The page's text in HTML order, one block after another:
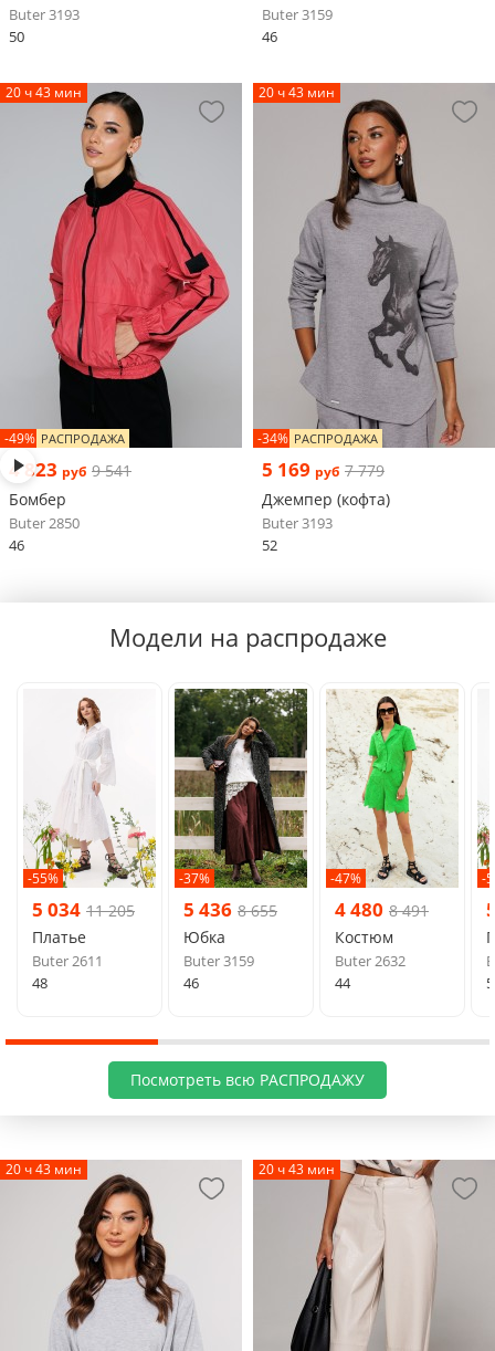
Buter 3193
50
Buter 3159
46
20 ч 43 мин
-49% РАСПРОДАЖА
4 823 руб 9 541
Бомбер
Buter 2850
46
20 ч 43 мин
-34% РАСПРОДАЖА
5 169 руб 7 779
Джемпер (кофта)
Buter 3193
52
Модели на распродаже
-55%
5 034 11 205
Платье
Buter 2611
48
-37%
5 436 8 655
Юбка
Buter 3159
46
-47%
4 480 8 491
Костюм
Buter 2632
44
-
Посмотреть всю РАСПРОДАЖУ
20 ч 43 мин 20 ч 43 мин